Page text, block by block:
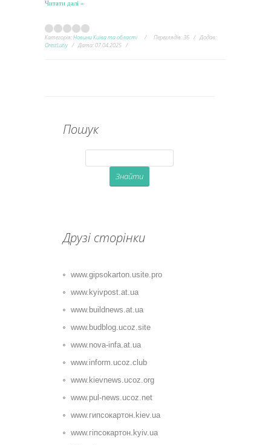
Читати далі »
Категорія:Новини Київа та області Переглядів:36
Додав:
OrestLutiy
Дата:07.04.2025
Пошук
Друзі сторінки
www.gipsokarton.usite.pro
www.kyivpost.at.ua
www.buildnews.at.ua
www.budblog.ucoz.site
www.nova-infa.at.ua
www.inform.ucoz.club
www.kievnews.ucoz.org
www.pul-news.ucoz.net
www.гипсокартон.kiev.ua
www.гіпсокартон.kyiv.ua